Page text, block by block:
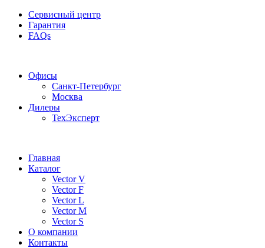
Сервисный центр
Гарантия
FAQs
Офисы
Санкт-Петербург
Москва
Дилеры
ТехЭксперт
Главная
Каталог
Vector V
Vector F
Vector L
Vector M
Vector S
О компании
Контакты